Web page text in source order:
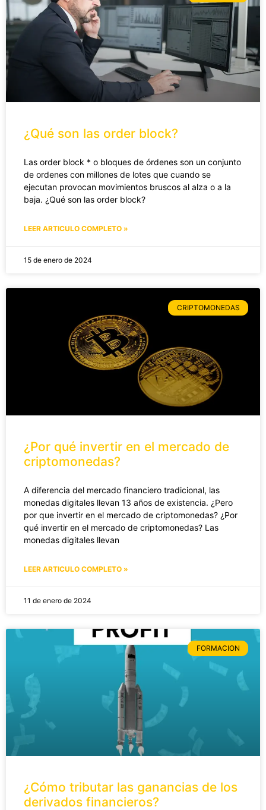
¿Qué son las order block?
Las order block * o bloques de órdenes son un conjunto
de ordenes con millones de lotes que cuando se
ejecutan provocan movimientos bruscos al alza o a la
baja. ¿Qué son las order block?
LEER ARTICULO COMPLETO »
15 de enero de 2024
CRIPTOMONEDAS
¿Por qué invertir en el mercado de
criptomonedas?
A diferencia del mercado financiero tradicional, las
monedas digitales llevan 13 años de existencia. ¿Pero
por que invertir en el mercado de criptomonedas? ¿Por
qué invertir en el mercado de criptomonedas? Las
monedas digitales llevan
LEER ARTICULO COMPLETO »
11 de enero de 2024
FORMACION
¿Cómo tributar las ganancias de los
derivados financieros?